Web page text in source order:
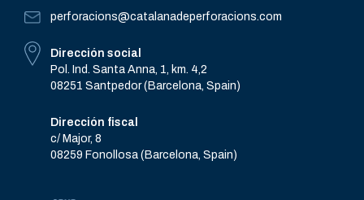
perforacions@catalanadeperforacions.com
Dirección social
Pol. Ind. Santa Anna, 1, km. 4,2
08251 Santpedor (Barcelona, Spain)
Dirección fiscal
c/ Major, 8
08259 Fonollosa (Barcelona, Spain)